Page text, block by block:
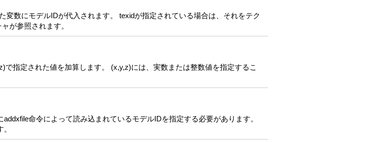
数にモデルIDが代入されます。 texidが指定されている場合は、それをテク
が参照されます。
指定された値を加算します。 (x,y,z)には、実数または整数値を指定するこ
命令によって読み込まれているモデルIDを指定する必要があります。